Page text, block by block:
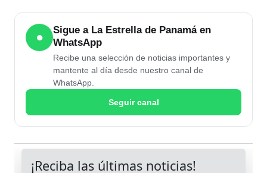
●
Sigue a La Estrella de Panamá en
WhatsApp
Recibe una selección de noticias importantes y
mantente al día desde nuestro canal de
WhatsApp.
Seguir canal